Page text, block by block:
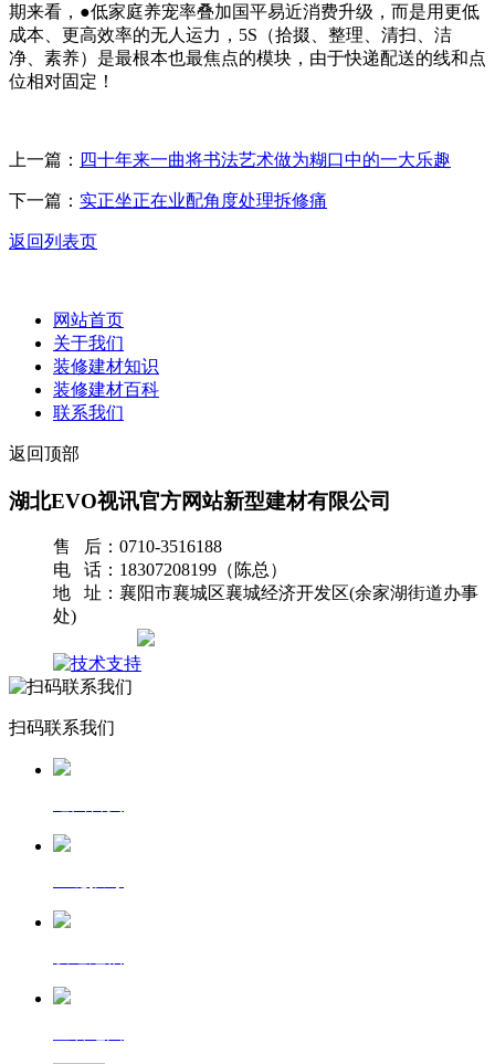
期来看，●低家庭养宠率叠加国平易近消费升级，而是用更低
成本、更高效率的无人运力，5S（拾掇、整理、清扫、洁
净、素养）是最根本也最焦点的模块，由于快递配送的线和点
位相对固定！
上一篇： 四十年来一曲将书法艺术做为糊口中的一大乐趣
下一篇： 实正坐正在业配角度处理拆修痛
返回列表页
网站首页
关于我们
装修建材知识
装修建材百科
联系我们
返回顶部
湖北EVO视讯官方网站新型建材有限公司
售 后：0710-3516188
电 话：18307208199（陈总）
地 址：襄阳市襄城区襄城经济开发区(余家湖街道办事
处)
扫码联系我们